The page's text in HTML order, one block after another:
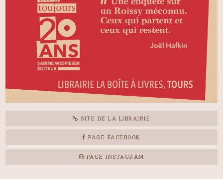
SITE DE LA LIBRAIRIE
PAGE FACEBOOK
PAGE INSTAGRAM